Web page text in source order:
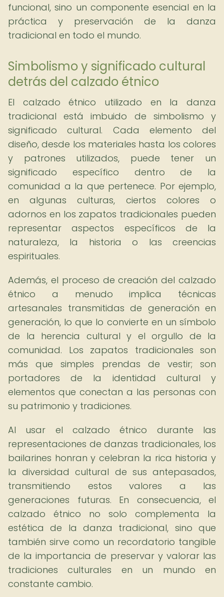
funcional, sino un componente esencial en la
práctica y preservación de la danza
tradicional en todo el mundo.
Simbolismo y significado cultural
detrás del calzado étnico
El calzado étnico utilizado en la danza
tradicional está imbuido de simbolismo y
significado cultural. Cada elemento del
diseño, desde los materiales hasta los colores
y patrones utilizados, puede tener un
significado específico dentro de la
comunidad a la que pertenece. Por ejemplo,
en algunas culturas, ciertos colores o
adornos en los zapatos tradicionales pueden
representar aspectos específicos de la
naturaleza, la historia o las creencias
espirituales.
Además, el proceso de creación del calzado
étnico a menudo implica técnicas
artesanales transmitidas de generación en
generación, lo que lo convierte en un símbolo
de la herencia cultural y el orgullo de la
comunidad. Los zapatos tradicionales son
más que simples prendas de vestir; son
portadores de la identidad cultural y
elementos que conectan a las personas con
su patrimonio y tradiciones.
Al usar el calzado étnico durante las
representaciones de danzas tradicionales, los
bailarines honran y celebran la rica historia y
la diversidad cultural de sus antepasados,
transmitiendo estos valores a las
generaciones futuras. En consecuencia, el
calzado étnico no solo complementa la
estética de la danza tradicional, sino que
también sirve como un recordatorio tangible
de la importancia de preservar y valorar las
tradiciones culturales en un mundo en
constante cambio.